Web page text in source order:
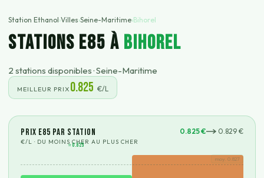
Station Ethanol›Villes›Seine-Maritime›Bihorel
STATIONS E85 À Bihorel
2 stations disponibles ·Seine-Maritime
MEILLEUR PRIX 0.825 €/L
Prix E85 par station
€/L · DU MOINS CHER AU PLUS CHER
0.825€ 0.829 €
moy. 0.827
⭐0.825